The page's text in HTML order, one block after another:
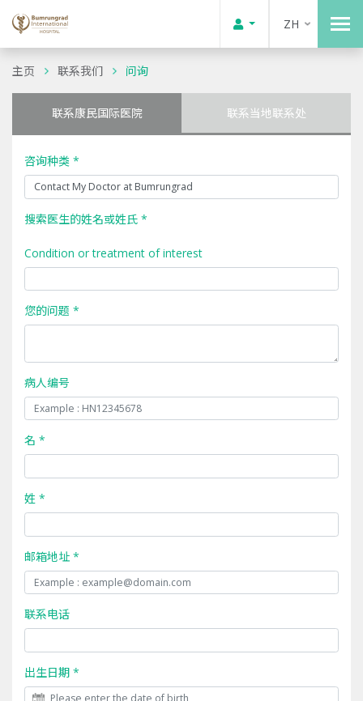
ZH
主页 联系我们 问询
联系康民国际医院 联系当地联系处
咨询种类 *
搜索医生的姓名或姓氏 *
Condition or treatment of interest
您的问题 *
病人编号
名 *
姓 *
邮箱地址 *
联系电话
出生日期 *